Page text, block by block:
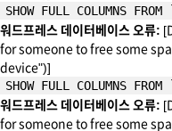
SHOW FULL COLUMNS
워드프레스 데이터베이스 오류:
for someone to free some
device")]
SHOW FULL COLUMNS
워드프레스 데이터베이스 오류:
for someone to free some